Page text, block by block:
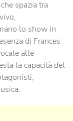
spazia tra
lo show in
di Frances
alle
la capacità del